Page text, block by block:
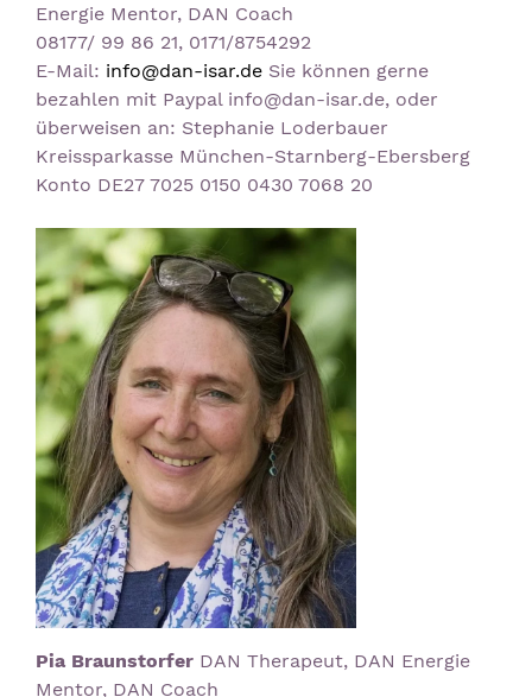
Energie Mentor, DAN Coach
08177/ 99 86 21, 0171/8754292
E-Mail: info@dan-isar.de Sie können gerne
bezahlen mit Paypal info@dan-isar.de, oder
überweisen an: Stephanie Loderbauer
Kreissparkasse München-Starnberg-Ebersberg
Konto DE27 7025 0150 0430 7068 20
Pia Braunstorfer DAN Therapeut, DAN Energie
Mentor, DAN Coach